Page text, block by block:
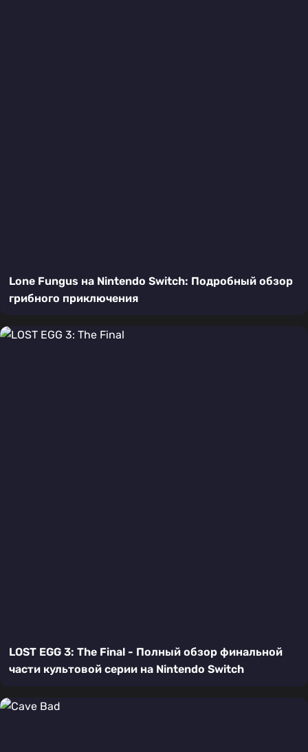
Lone Fungus на Nintendo Switch: Подробный обзор
грибного приключения
LOST EGG 3: The Final - Полный обзор финальной
части культовой серии на Nintendo Switch